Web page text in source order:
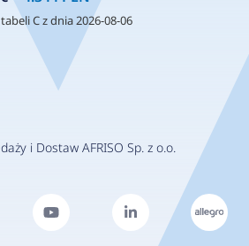
i Dostaw AFRISO Sp. z o.o.
C z dnia 2026-08-06